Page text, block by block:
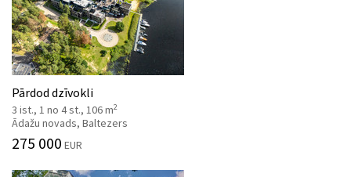
Pārdod dzīvokli
3 ist., 1 no 4 st., 106 m2
Ādažu novads, Baltezers
275 000 EUR